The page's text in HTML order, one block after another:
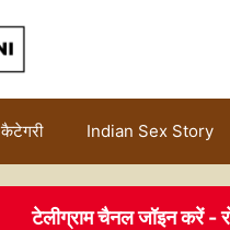
कैटेगरी Indian Sex Story
टेलीग्राम चैनल जॉइन करें -